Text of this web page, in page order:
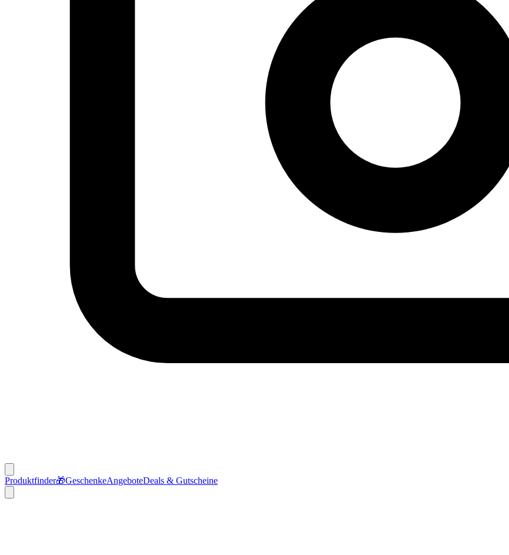
Produktfinder🎁GeschenkeAngeboteDeals & Gutscheine